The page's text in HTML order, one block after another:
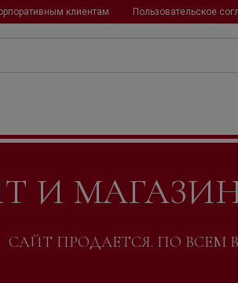
клиентам Пользовательское
И
САЙТ ПРОДАЕТСЯ. ПО ВСЕМ